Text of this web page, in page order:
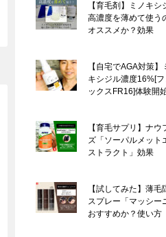
【育毛剤】ミノキシ
高濃度を薄めて使う
オススメか？効果
【自宅でAGA対策】
キシジル濃度16%[フ
ックスFR16]体験開
【育毛サプリ】ナウ
ズ「ソーパルメット
ストラクト」効果
【試してみた】薄毛
スプレー「マッシー
おすすめか？使い方